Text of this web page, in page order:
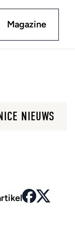
Magazine
NIEUWS